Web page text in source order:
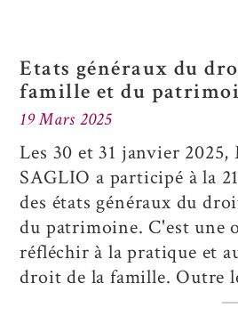
Etats généraux du
famille et du
19 Mars 2025
Les 30 et 31 janvier
SAGLIO a participé à la
des états généraux du
du patrimoine. C'est une
réfléchir à la pratique et
droit de la famille. Outre